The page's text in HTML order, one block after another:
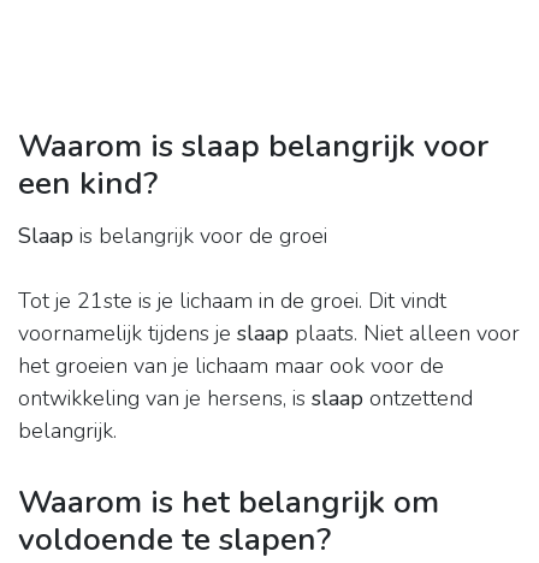
Waarom is slaap belangrijk voor
een kind?
Slaap is belangrijk voor de groei
Tot je 21ste is je lichaam in de groei. Dit vindt
voornamelijk tijdens je slaap plaats. Niet alleen voor
het groeien van je lichaam maar ook voor de
ontwikkeling van je hersens, is slaap ontzettend
belangrijk.
Waarom is het belangrijk om
voldoende te slapen?